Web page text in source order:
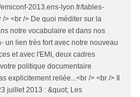
2013.ens-lyon.fr/tables-
> <br /> De quoi méditer sur la
notre vocabulaire et dans nos
un lien très fort avec notre nouveau
et avec l'EMI, deux cadres
politique documentaire
explicitement reliée...<br /> <br /> Il
juillet 2013 : &quot; Les